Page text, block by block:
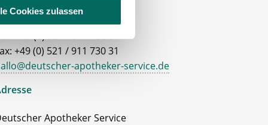
Cookies zulassen
+49 (0) 521 / 911 730 37
+49 (0) 521 / 911 730 31
apotheker-service.de
Apotheker Service